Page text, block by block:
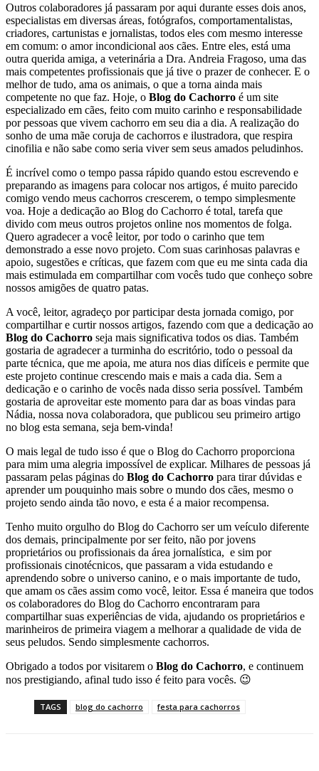
Outros colaboradores já passaram por aqui durante esses dois anos,
especialistas em diversas áreas, fotógrafos, comportamentalistas,
criadores, cartunistas e jornalistas, todos eles com mesmo interesse
em comum: o amor incondicional aos cães. Entre eles, está uma
outra querida amiga, a veterinária a Dra. Andreia Fragoso, uma das
mais competentes profissionais que já tive o prazer de conhecer. E o
melhor de tudo, ama os animais, o que a torna ainda mais
competente no que faz. Hoje, o Blog do Cachorro é um site
especializado em cães, feito com muito carinho e responsabilidade
por pessoas que vivem cachorro em seu dia a dia. A realização do
sonho de uma mãe coruja de cachorros e ilustradora, que respira
cinofilia e não sabe como seria viver sem seus amados peludinhos.
É incrível como o tempo passa rápido quando estou escrevendo e
preparando as imagens para colocar nos artigos, é muito parecido
comigo vendo meus cachorros crescerem, o tempo simplesmente
voa. Hoje a dedicação ao Blog do Cachorro é total, tarefa que
divido com meus outros projetos online nos momentos de folga.
Quero agradecer a você leitor, por todo o carinho que tem
demonstrado a esse novo projeto. Com suas carinhosas palavras e
apoio, sugestões e críticas, que fazem com que eu me sinta cada dia
mais estimulada em compartilhar com vocês tudo que conheço sobre
nossos amigões de quatro patas.
A você, leitor, agradeço por participar desta jornada comigo, por
compartilhar e curtir nossos artigos, fazendo com que a dedicação ao
Blog do Cachorro seja mais significativa todos os dias. Também
gostaria de agradecer a turminha do escritório, todo o pessoal da
parte técnica, que me apoia, me atura nos dias difíceis e permite que
este projeto continue crescendo mais e mais a cada dia. Sem a
dedicação e o carinho de vocês nada disso seria possível. Também
gostaria de aproveitar este momento para dar as boas vindas para
Nádia, nossa nova colaboradora, que publicou seu primeiro artigo
no blog esta semana, seja bem-vinda!
O mais legal de tudo isso é que o Blog do Cachorro proporciona
para mim uma alegria impossível de explicar. Milhares de pessoas já
passaram pelas páginas do Blog do Cachorro para tirar dúvidas e
aprender um pouquinho mais sobre o mundo dos cães, mesmo o
projeto sendo ainda tão novo, e esta é a maior recompensa.
Tenho muito orgulho do Blog do Cachorro ser um veículo diferente
dos demais, principalmente por ser feito, não por jovens
proprietários ou profissionais da área jornalística, e sim por
profissionais cinotécnicos, que passaram a vida estudando e
aprendendo sobre o universo canino, e o mais importante de tudo,
que amam os cães assim como você, leitor. Essa é maneira que todos
os colaboradores do Blog do Cachorro encontraram para
compartilhar suas experiências de vida, ajudando os proprietários e
marinheiros de primeira viagem a melhorar a qualidade de vida de
seus peludos. Sendo simplesmente cachorros.
Obrigado a todos por visitarem o Blog do Cachorro, e continuem
nos prestigiando, afinal tudo isso é feito para vocês. 😉
TAGS blog do cachorro festa para cachorros